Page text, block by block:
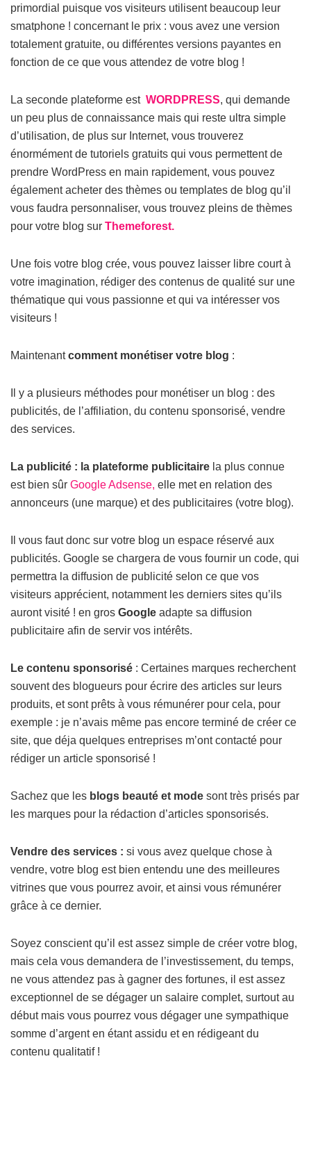
primordial puisque vos visiteurs utilisent beaucoup leur
smatphone ! concernant le prix : vous avez une version
totalement gratuite, ou différentes versions payantes en
fonction de ce que vous attendez de votre blog !
La seconde plateforme est WORDPRESS, qui demande
un peu plus de connaissance mais qui reste ultra simple
d’utilisation, de plus sur Internet, vous trouverez
énormément de tutoriels gratuits qui vous permettent de
prendre WordPress en main rapidement, vous pouvez
également acheter des thèmes ou templates de blog qu’il
vous faudra personnaliser, vous trouvez pleins de thèmes
pour votre blog sur Themeforest.
Une fois votre blog crée, vous pouvez laisser libre court à
votre imagination, rédiger des contenus de qualité sur une
thématique qui vous passionne et qui va intéresser vos
visiteurs !
Maintenantcomment monétiser votre blog :
Il y a plusieurs méthodes pour monétiser un blog : des
publicités, de l’affiliation, du contenu sponsorisé, vendre
des services.
La publicité : la plateforme publicitaire la plus connue
est bien sûr Google Adsense, elle met en relation des
annonceurs (une marque) et des publicitaires (votre blog).
Il vous faut donc sur votre blog un espace réservé aux
publicités. Google se chargera de vous fournir un code, qui
permettra la diffusion de publicité selon ce que vos
visiteurs apprécient, notamment les derniers sites qu’ils
auront visité ! en gros Google adapte sa diffusion
publicitaire afin de servir vos intérêts.
Le contenu sponsorisé : Certaines marques recherchent
souvent des blogueurs pour écrire des articles sur leurs
produits, et sont prêts à vous rémunérer pour cela, pour
exemple : je n’avais même pas encore terminé de créer ce
site, que déja quelques entreprises m’ont contacté pour
rédiger un article sponsorisé !
Sachez que les blogs beauté et mode sont très prisés par
les marques pour la rédaction d’articles sponsorisés.
Vendre des services : si vous avez quelque chose à
vendre, votre blog est bien entendu une des meilleures
vitrines que vous pourrez avoir, et ainsi vous rémunérer
grâce à ce dernier.
Soyez conscient qu’il est assez simple de créer votre blog,
mais cela vous demandera de l’investissement, du temps,
ne vous attendez pas à gagner des fortunes, il est assez
exceptionnel de se dégager un salaire complet, surtout au
début mais vous pourrez vous dégager une sympathique
somme d’argent en étant assidu et en rédigeant du
contenu qualitatif !